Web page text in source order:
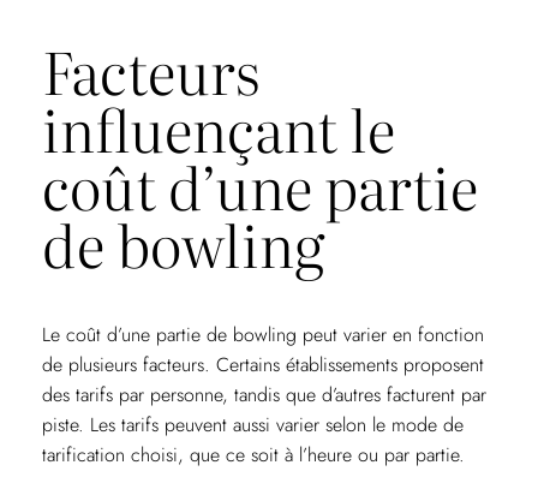
Facteurs
influençant le
coût d’une partie
de bowling
Le coût d’une partie de bowling peut varier en fonction
de plusieurs facteurs. Certains établissements proposent
des tarifs par personne, tandis que d’autres facturent par
piste. Les tarifs peuvent aussi varier selon le mode de
tarification choisi, que ce soit à l’heure ou par partie.